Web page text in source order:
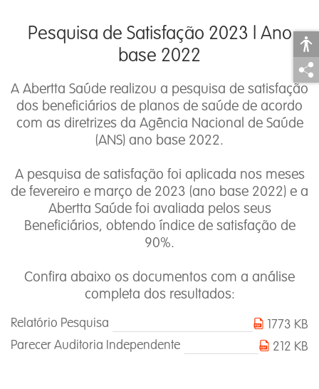
Pesquisa de Satisfação 2023 l Ano
base 2022
A Abertta Saúde realizou a pesquisa de satisfação
dos beneficiários de planos de saúde de acordo
com as diretrizes da Agência Nacional de Saúde
(ANS) ano base 2022.
A pesquisa de satisfação foi aplicada nos meses
de fevereiro e março de 2023 (ano base 2022) e a
Abertta Saúde foi avaliada pelos seus
Beneficiários, obtendo índice de satisfação de
90%.
Confira abaixo os documentos com a análise
completa dos resultados:
Relatório Pesquisa
1773 KB
Parecer Auditoria Independente
212 KB